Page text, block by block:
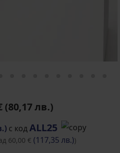
(80,17 лв.)
с кодALL25
60,00 € (117,35 лв.))